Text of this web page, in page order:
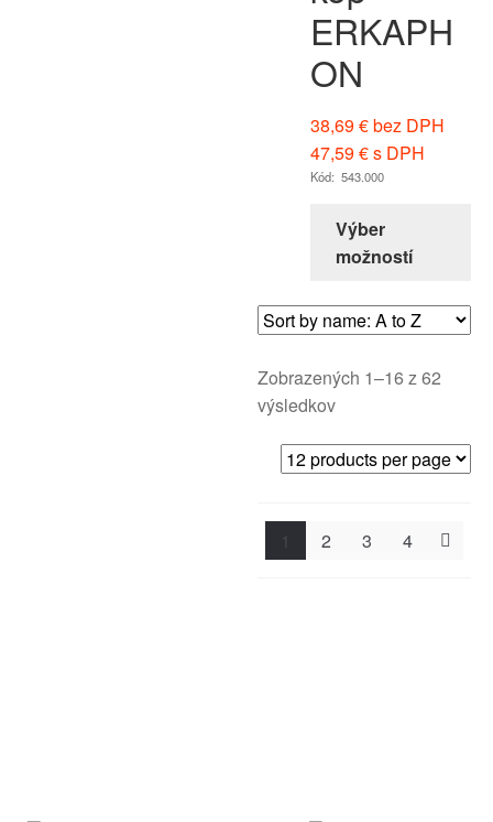
ERKAPH
ON
38,69€bez DPH
47,59€s DPH
Kód: 543.000
Výber
možností
Zobrazených 1–16 z 62
výsledkov
1 2 3 4